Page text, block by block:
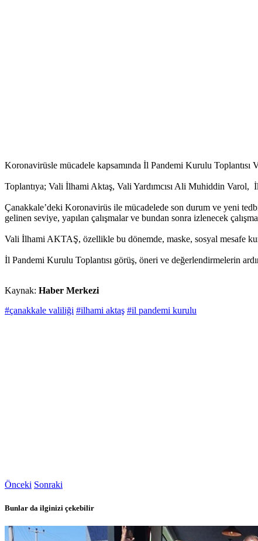
Koronavirüsle mücadele kapsamında İl Pandemi Kurulu Toplantısı
Toplantıya; Vali İlhami Aktaş, Vali Yardımcısı Ali Muhiddin
Çanakkale’deki Koronavirüs ile mücadelede son durum ve yeni
gelinen seviye, yapılan çalışmalar ve bundan sonra izlenecek
Vali İlhami AKTAŞ, özellikle bu dönemde, maske, sosyal mesafe
İl Pandemi Kurulu Toplantısı görüş, öneri ve değerlendirmelerin
Kaynak: Haber Merkezi
#çanakkale valiliği #ilhami aktaş #il pandemi kurulu
Önceki Sonraki
Bunlar da ilginizi çekebilir